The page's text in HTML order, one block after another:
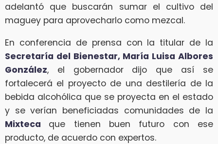
adelantó que buscarán sumar el cultivo del
maguey para aprovecharlo como mezcal.
En conferencia de prensa con la titular de la
Secretaría del Bienestar, María Luisa Albores
González, el gobernador dijo que así se
fortalecerá el proyecto de una destilería de la
bebida alcohólica que se proyecta en el estado
y se verían beneficiadas comunidades de la
Mixteca que tienen buen futuro con ese
producto, de acuerdo con expertos.